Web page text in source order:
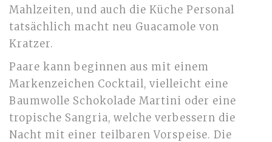
Mahlzeiten, und auch die Küche Personal
tatsächlich macht neu Guacamole von
Kratzer.
Paare kann beginnen aus mit einem
Markenzeichen Cocktail, vielleicht eine
Baumwolle Schokolade Martini oder eine
tropische Sangria, welche verbessern die
Nacht mit einer teilbaren Vorspeise. Die